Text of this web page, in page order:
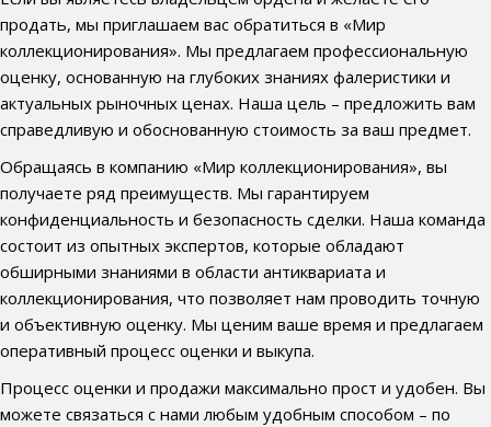
продать, мы приглашаем вас обратиться в «Мир
коллекционирования». Мы предлагаем профессиональную
оценку, основанную на глубоких знаниях фалеристики и
актуальных рыночных ценах. Наша цель – предложить вам
справедливую и обоснованную стоимость за ваш предмет.
Обращаясь в компанию «Мир коллекционирования», вы
получаете ряд преимуществ. Мы гарантируем
конфиденциальность и безопасность сделки. Наша команда
состоит из опытных экспертов, которые обладают
обширными знаниями в области антиквариата и
коллекционирования, что позволяет нам проводить точную
и объективную оценку. Мы ценим ваше время и предлагаем
оперативный процесс оценки и выкупа.
Процесс оценки и продажи максимально прост и удобен. Вы
можете связаться с нами любым удобным способом – по